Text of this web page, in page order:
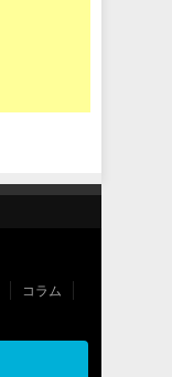
コラム